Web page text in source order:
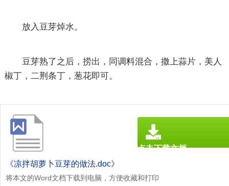
放入豆芽焯水。
豆芽熟了之后，捞出，同调料混合，撒上蒜片，美人
椒丁，二荆条丁，葱花即可。
《凉拌胡萝卜豆芽的做法.doc》
将本文的Word文档下载到电脑，方便收藏和打印
点击下载文档